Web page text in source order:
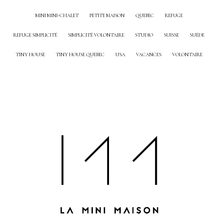
MINI MINI-CHALET PETITE MAISON QUEBEC REFUGE
REFUGE SIMPLICITÉ SIMPLICITÉ VOLONTAIRE STUDIO SUISSE SUÈDE
TINY HOUSE TINY HOUSE QUEBEC USA VACANCES VOLONTAIRE